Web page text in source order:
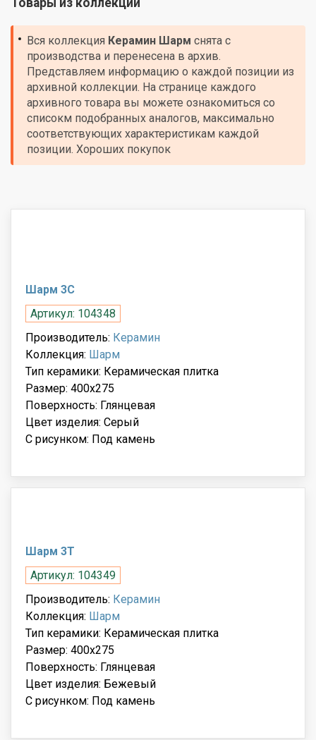
Товары из коллекции
Вся коллекция Керамин Шарм снята с
производства и перенесена в архив.
Представляем информацию о каждой позиции из
архивной коллекции. На странице каждого
архивного товара вы можете ознакомиться со
списокм подобранных аналогов, максимально
соответствующих характеристикам каждой
позиции. Хороших покупок
Шарм 3С
Артикул: 104348
Производитель: Керамин
Коллекция: Шарм
Тип керамики: Керамическая плитка
Размер: 400x275
Поверхность: Глянцевая
Цвет изделия: Серый
С рисунком: Под камень
Шарм 3Т
Артикул: 104349
Производитель: Керамин
Коллекция: Шарм
Тип керамики: Керамическая плитка
Размер: 400x275
Поверхность: Глянцевая
Цвет изделия: Бежевый
С рисунком: Под камень